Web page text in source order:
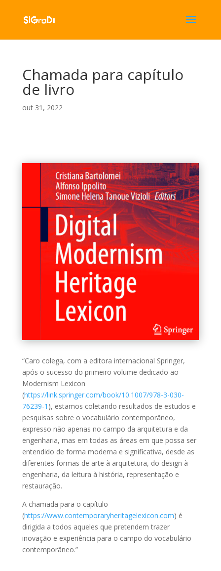
Chamada para capítulo
de livro
out 31, 2022
“Caro colega, com a editora internacional Springer,
após o sucesso do primeiro volume dedicado ao
Modernism Lexicon
(https://link.springer.com/book/10.1007/978-3-030-
76239-1 ), estamos coletando resultados de estudos e
pesquisas sobre o vocabulário contemporâneo,
expresso não apenas no campo da arquitetura e da
engenharia, mas em todas as áreas em que possa ser
entendido de forma moderna e significativa, desde as
diferentes formas de arte à arquitetura, do design à
engenharia, da leitura à história, representação e
restauração.
A chamada para o capítulo
(https://www.contemporaryheritagelexicon.com) é
dirigida a todos aqueles que pretendem trazer
inovação e experiência para o campo do vocabulário
contemporâneo.”